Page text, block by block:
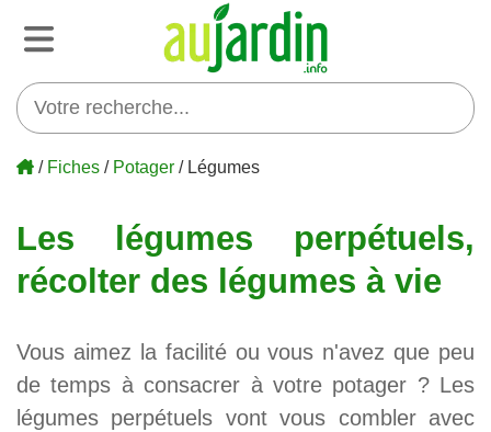
/ Fiches / Potager / Légumes
Les légumes perpétuels,
récolter des légumes à vie
Vous aimez la facilité ou vous n'avez que peu
de temps à consacrer à votre potager ? Les
légumes perpétuels vont vous combler avec